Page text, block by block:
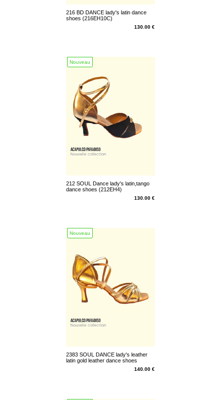
216 BD DANCE lady's latin dance
shoes (216EH10C)
130.00 €
Nouveau
212 SOUL Dance lady's latin,tango
dance shoes (212EH4)
130.00 €
Nouveau
2383 SOUL DANCE lady's leather
latin gold leather dance shoes
140.00 €